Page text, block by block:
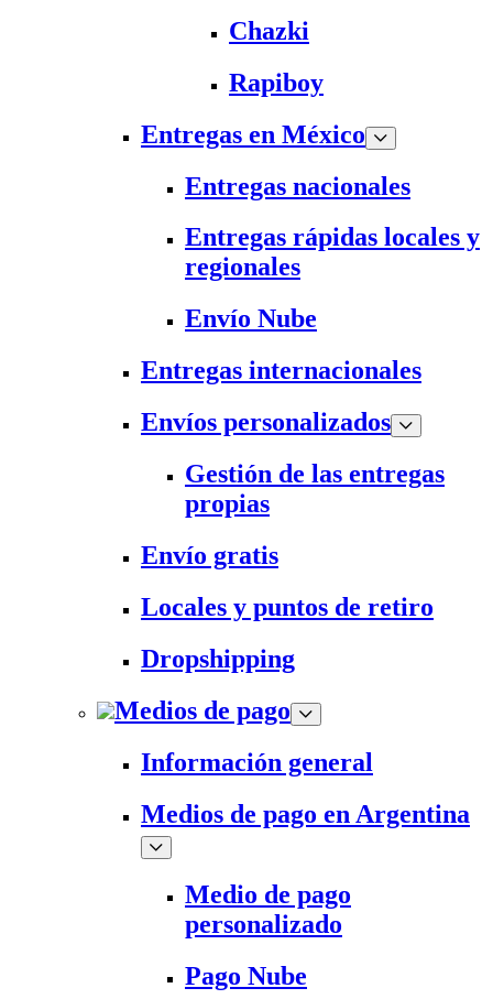
Chazki
Rapiboy
Entregas en México
Entregas nacionales
Entregas rápidas locales y
regionales
Envío Nube
Entregas internacionales
Envíos personalizados
Gestión de las entregas
propias
Envío gratis
Locales y puntos de retiro
Dropshipping
Medios de pago
Información general
Medios de pago en Argentina
Medio de pago
personalizado
Pago Nube